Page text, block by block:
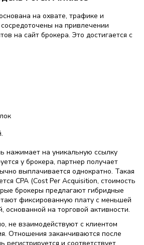
на охвате, трафике и
на привлечении
на сайт брокера. Это достигается с
нажимает на уникальную ссылку
у брокера, партнер получает
выплачивается однократно. Такая
CPA (Cost Per Acquisition, стоимость
брокеры предлагают гибридные
фиксированную плату с меньшей
основанной на торговой активности.
не взаимодействуют с клиентом
Отношения заканчиваются после